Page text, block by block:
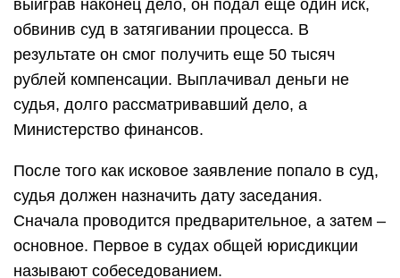
выиграв наконец дело, он подал еще один иск,
обвинив суд в затягивании процесса. В
результате он смог получить еще 50 тысяч
рублей компенсации. Выплачивал деньги не
судья, долго рассматривавший дело, а
Министерство финансов.
После того как исковое заявление попало в суд,
судья должен назначить дату заседания.
Сначала проводится предварительное, а затем –
основное. Первое в судах общей юрисдикции
называют собеседованием.